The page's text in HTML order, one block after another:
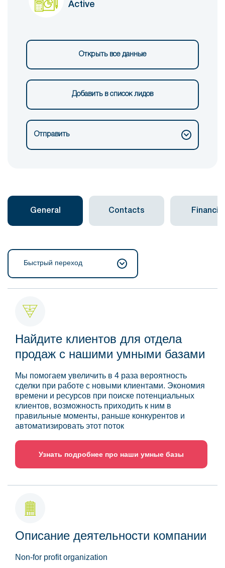
Active
Открыть все данные
Добавить в список лидов
Отправить
General Contacts Financial
Быстрый переход
Найдите клиентов для отдела
продаж с нашими умными базами
Мы помогаем увеличить в 4 раза вероятность
сделки при работе с новыми клиентами. Экономия
времени и ресурсов при поиске потенциальных
клиентов, возможность приходить к ним в
правильные моменты, раньше конкурентов и
автоматизировать этот поток
Узнать подробнее про наши умные базы
Описание деятельности компании
Non-for profit organization